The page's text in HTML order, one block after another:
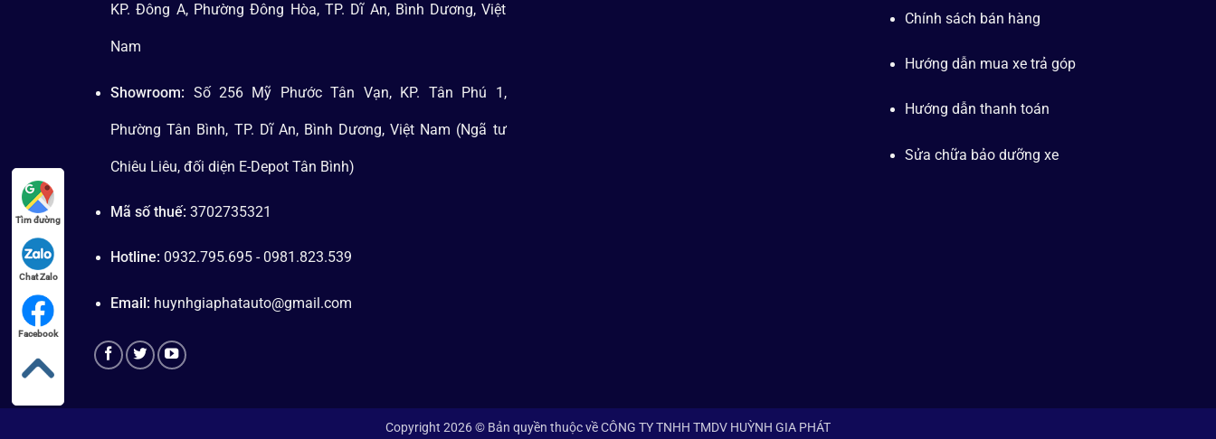
KP. Đông A, Phường Đông Hòa, TP. Dĩ An, Bình Dương, Việt
Nam
Showroom: Số 256 Mỹ Phước Tân Vạn, KP. Tân Phú 1,
Phường Tân Bình, TP. Dĩ An, Bình Dương, Việt Nam (Ngã tư
Chiêu Liêu, đối diện E-Depot Tân Bình)
Mã số thuế:3702735321
Hotline: 0932.795.695 - 0981.823.539
Email: huynhgiaphatauto@gmail.com
Chính sách bán hàng
Hướng dẫn mua xe trả góp
Hướng dẫn thanh toán
Sửa chữa bảo dưỡng xe
Copyright 2026 © Bản quyền thuộc về CÔNG TY TNHH TMDV HUỲNH GIA PHÁT
Tìm đường
Chat Zalo
Facebook